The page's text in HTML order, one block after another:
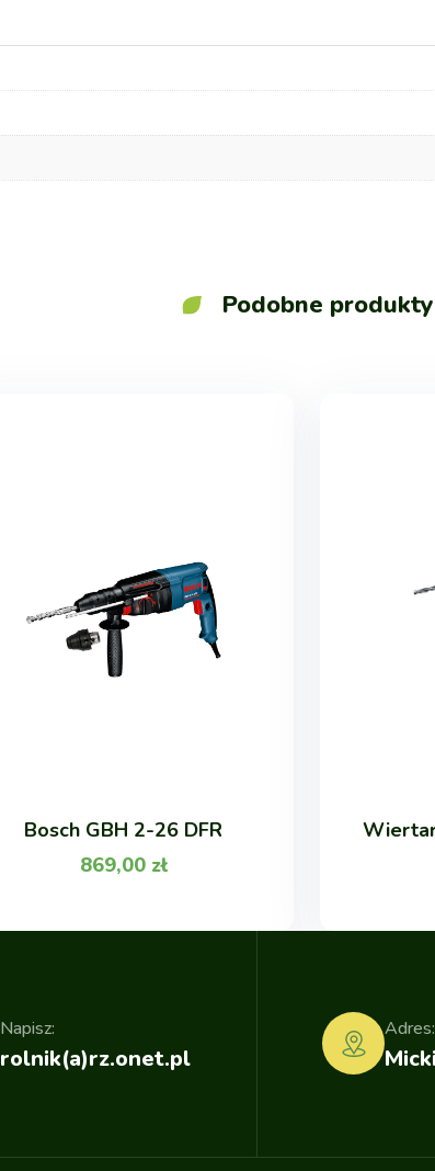
Podobne produkty
Bosch GBH 2-26 DFR
869,00 zł
rolnik(a)rz.onet.pl
Napisz: Adres: